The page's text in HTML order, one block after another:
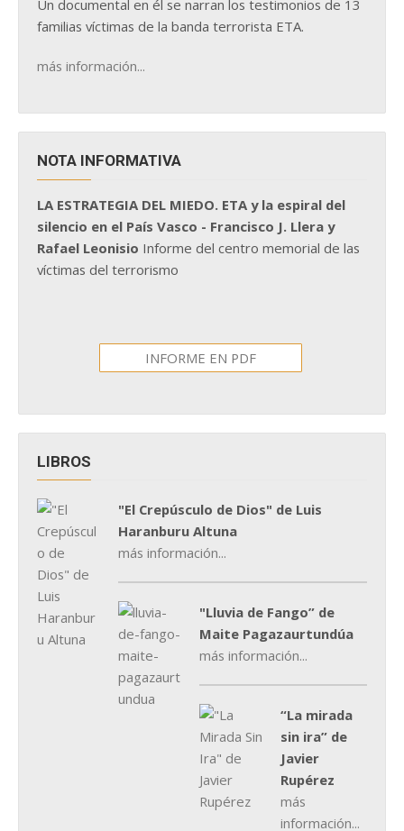
Un documental en él se narran los testimonios de 13
familias víctimas de la banda terrorista ETA.
más información...
NOTA INFORMATIVA
LA ESTRATEGIA DEL MIEDO. ETA y la espiral del
silencio en el País Vasco - Francisco J. Llera y
Rafael Leonisio Informe del centro memorial de las
víctimas del terrorismo
INFORME EN PDF
LIBROS
"El Crepúsculo de Dios" de Luis
Haranburu Altuna
más información...
"Lluvia de Fango” de
Maite Pagazaurtundúa
más información...
“La mirada
sin ira” de
Javier
Rupérez
más
información...